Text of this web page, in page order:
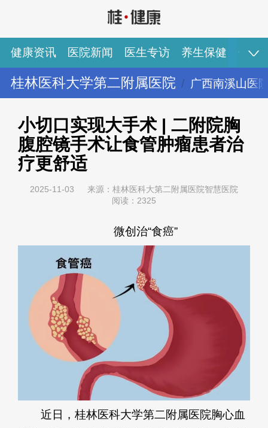
健康资讯 医院新闻 医生专访 养生保健 健康
桂林医科大学第二附属医院 广西南溪山医
健康资讯 医院新闻 医生专访 养生保健 健康视频
专家推荐 图说健康
小切口实现大手术 | 二附院胸
腹腔镜手术让食管肿瘤患者治
疗更舒适
2025-11-03
来源：桂林医科大第二附属医院智慧医院
阅读：2325
微创治“食癌”
近日，桂林医科大学第二附属医院胸心血